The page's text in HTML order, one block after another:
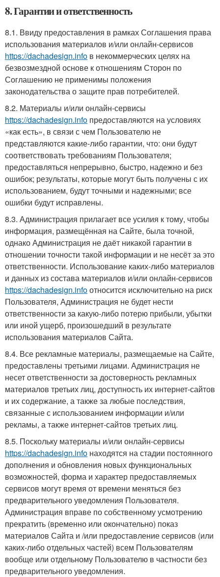
8. Гарантии и ответственность
8.1. Ввиду предоставления в рамках Соглашения права
использования материалов и/или онлайн-сервисов
https://dachadesign.info в некоммерческих целях на
безвозмездной основе к отношениям Сторон по
Соглашению не применимы положения
законодательства о защите прав потребителей.
8.2. Материалы и/или онлайн-сервисы
https://dachadesign.info предоставляются на условиях
«как есть», в связи с чем Пользователю не
представляются какие-либо гарантии, что: они будут
соответствовать требованиям Пользователя;
предоставляться непрерывно, быстро, надежно и без
ошибок; результаты, которые могут быть получены с их
использованием, будут точными и надежными; все
ошибки будут исправлены.
8.3. Администрация прилагает все усилия к тому, чтобы
информация, размещённая на Сайте, была точной,
однако Администрация не даёт никакой гарантии в
отношении точности такой информации и не несёт за это
ответственности. Использование каких-либо материалов
и данных из состава материалов и/или онлайн-сервисов
https://dachadesign.infoотносится исключительно на риск
Пользователя, Администрация не будет нести
ответственности за какую-либо потерю прибыли, убытки
или иной ущерб, произошедший в результате
использования материалов Сайта.
8.4. Все рекламные материалы, размещаемые на Сайте,
предоставлены третьими лицами. Администрация не
несет ответственности за достоверность рекламных
материалов третьих лиц, доступность их интернет-сайтов
и их содержание, а также за любые последствия,
связанные с использованием информации и/или
рекламы, а также интернет-сайтов третьих лиц.
8.5. Поскольку материалы и/или онлайн-сервисы
https://dachadesign.info находятся на стадии постоянного
дополнения и обновления новых функциональных
возможностей, форма и характер предоставляемых
сервисов могут время от времени меняться без
предварительного уведомления Пользователя.
Администрация вправе по собственному усмотрению
прекратить (временно или окончательно) показ
материалов Сайта и /или предоставление сервисов (или
каких-либо отдельных частей) всем Пользователям
вообще или отдельному Пользователю в частности без
предварительного уведомления.